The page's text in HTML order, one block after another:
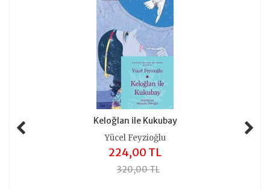
Keloğlan ile Kukubay
Yücel Feyzioğlu
224,00 TL
320,00 TL